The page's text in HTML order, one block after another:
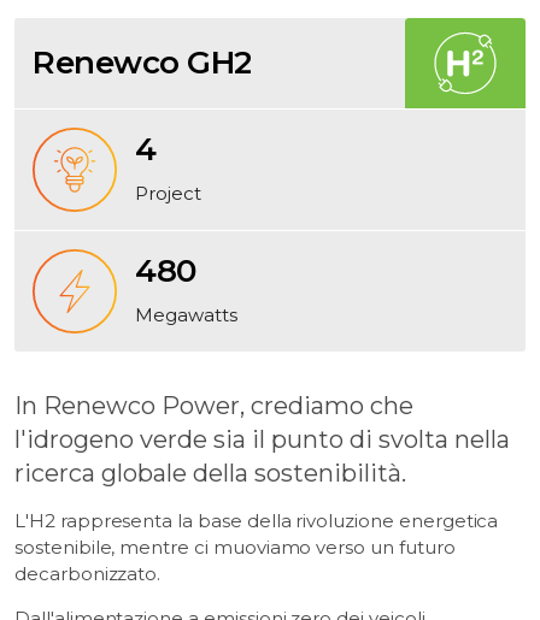
In Renewco Power, crediamo che
l'idrogeno verde sia il punto di svolta nella
ricerca globale della sostenibilità.
L'H2 rappresenta la base della rivoluzione energetica
sostenibile, mentre ci muoviamo verso un futuro
decarbonizzato.
Renewco GH2
4
Project
480
Megawatts